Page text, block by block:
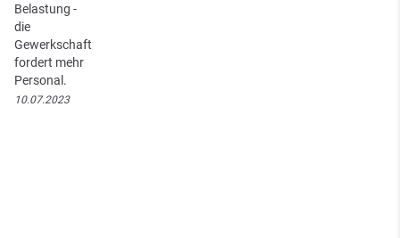
Belastung -
die
Gewerkschaft
fordert mehr
Personal.
10.07.2023